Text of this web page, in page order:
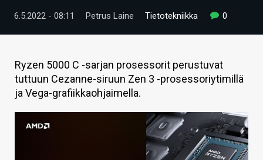
VIDEOT
TECHBBS
TIETOA
HINTA.FI
VAIHDA TEEMA
6.5.2022 - 08:11 Petrus Laine Tietotekniikka 0
Ryzen 5000 C -sarjan prosessorit perustuvat
tuttuun Cezanne-siruun Zen 3 -prosessoriytimillä
ja Vega-grafiikkaohjaimella.